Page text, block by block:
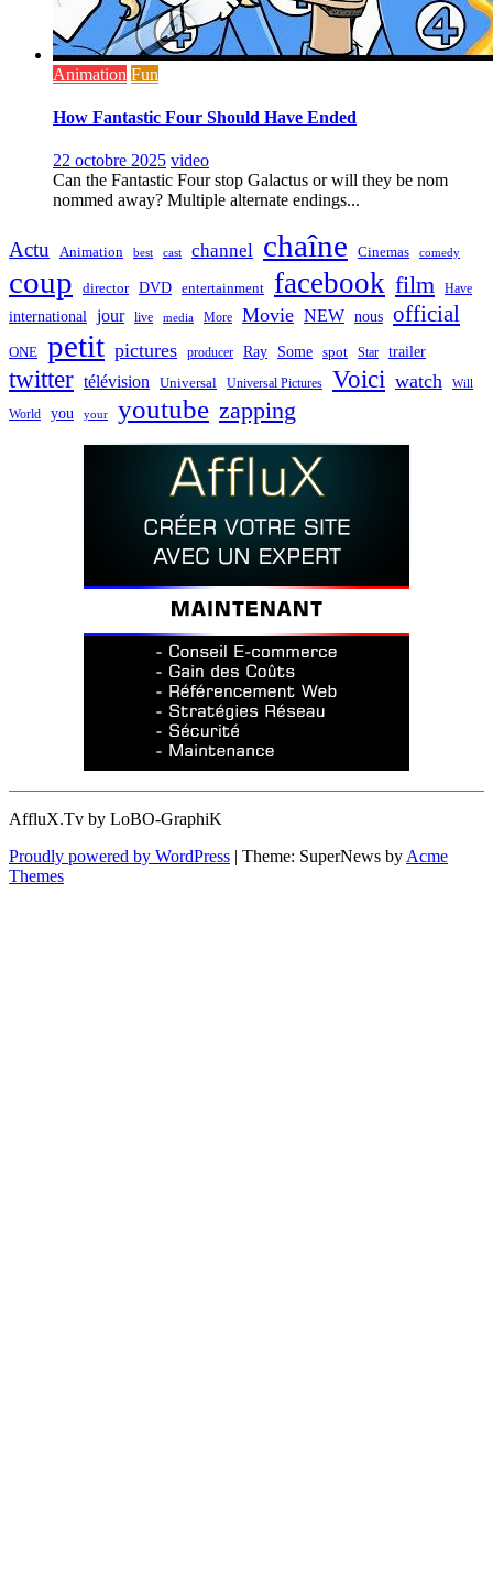
Animation Fun
How Fantastic Four Should Have Ended
22 octobre 2025 video
Can the Fantastic Four stop Galactus or will they be nom
nommed away? Multiple alternate endings...
Actu Animation best cast channel chaîne Cinemas comedy
coup director DVD entertainment facebook film Have
international jour live media More Movie NEW nous official
ONE petit pictures producer Ray Some spot Star trailer
twitter télévision Universal Universal Pictures Voici watch Will
World you your youtube zapping
AffluX.Tv by LoBO-GraphiK
Proudly powered by WordPress | Theme: SuperNews by Acme
Themes